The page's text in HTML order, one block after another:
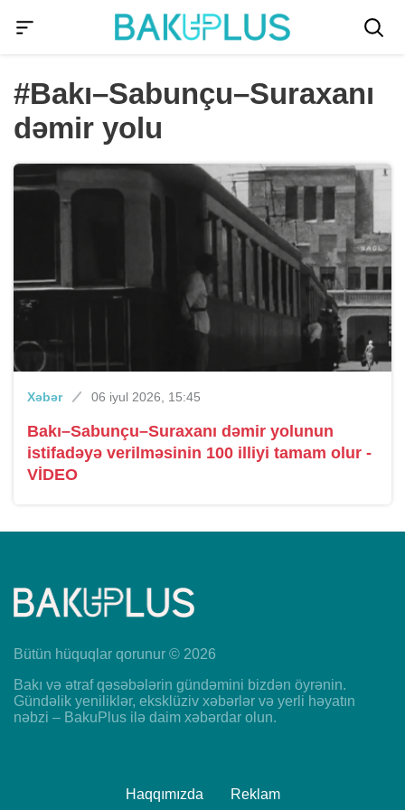
#Bakı–Sabunçu–Suraxanı
dəmir yolu
Xəbər 06 iyul 2026, 15:45
Bakı–Sabunçu–Suraxanı dəmir yolunun
istifadəyə verilməsinin 100 illiyi tamam olur -
VİDEO
Bütün hüquqlar qorunur © 2026
Bakı və ətraf qəsəbələrin gündəmini bizdən öyrənin.
Gündəlik yeniliklər, eksklüziv xəbərlər və yerli həyatın
nəbzi – BakuPlus ilə daim xəbərdar olun.
Haqqımızda Reklam